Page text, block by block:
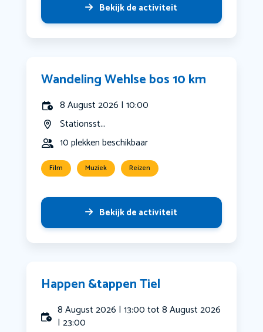
Bekijk de activiteit
Wandeling Wehlse bos 10 km
8 August 2026 | 10:00
Stationsst...
10 plekken beschikbaar
Film Muziek Reizen
Bekijk de activiteit
Happen &tappen Tiel
8 August 2026 | 13:00 tot 8 August 2026
| 23:00